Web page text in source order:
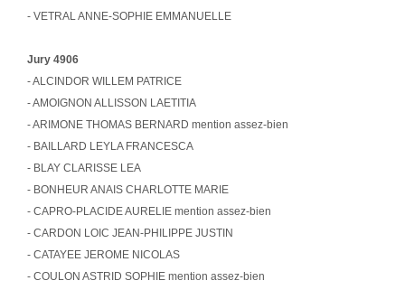
- VETRAL ANNE-SOPHIE EMMANUELLE
Jury 4906
- ALCINDOR WILLEM PATRICE
- AMOIGNON ALLISSON LAETITIA
- ARIMONE THOMAS BERNARD mention assez-bien
- BAILLARD LEYLA FRANCESCA
- BLAY CLARISSE LEA
- BONHEUR ANAIS CHARLOTTE MARIE
- CAPRO-PLACIDE AURELIE mention assez-bien
- CARDON LOIC JEAN-PHILIPPE JUSTIN
- CATAYEE JEROME NICOLAS
- COULON ASTRID SOPHIE mention assez-bien